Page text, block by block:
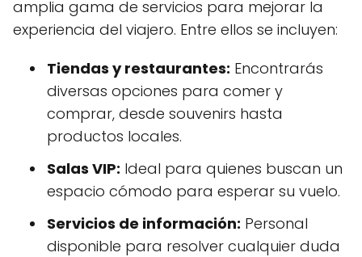
amplia gama de servicios para mejorar la
experiencia del viajero. Entre ellos se incluyen:
Tiendas y restaurantes: Encontrarás
diversas opciones para comer y
comprar, desde souvenirs hasta
productos locales.
Salas VIP: Ideal para quienes buscan un
espacio cómodo para esperar su vuelo.
Servicios de información: Personal
disponible para resolver cualquier duda